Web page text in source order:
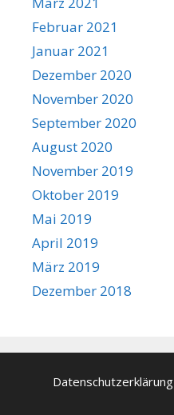
Februar 2021
Januar 2021
Dezember 2020
November 2020
September 2020
August 2020
November 2019
Oktober 2019
Mai 2019
April 2019
März 2019
Dezember 2018
Datenschutzerklärung